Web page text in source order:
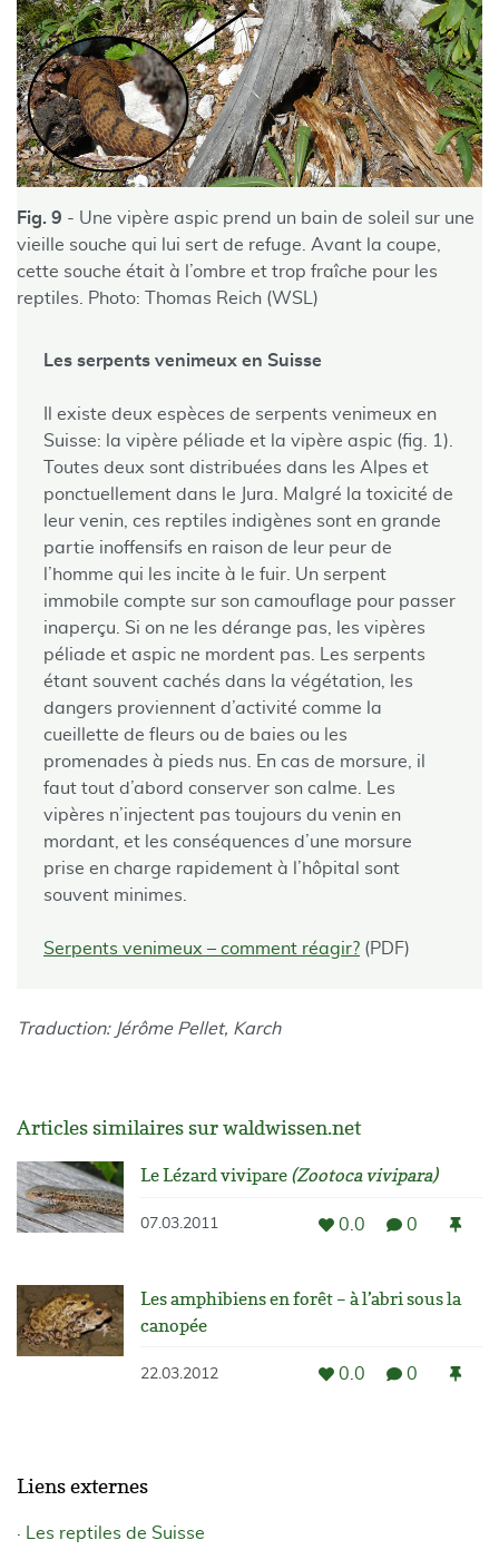
Fig. 9 - Une vipère aspic prend un bain de soleil sur une
vieille souche qui lui sert de refuge. Avant la coupe,
cette souche était à l’ombre et trop fraîche pour les
reptiles. Photo: Thomas Reich (WSL)
Les serpents venimeux en Suisse
Il existe deux espèces de serpents venimeux en
Suisse: la vipère péliade et la vipère aspic (fig. 1).
Toutes deux sont distribuées dans les Alpes et
ponctuellement dans le Jura. Malgré la toxicité de
leur venin, ces reptiles indigènes sont en grande
partie inoffensifs en raison de leur peur de
l’homme qui les incite à le fuir. Un serpent
immobile compte sur son camouflage pour passer
inaperçu. Si on ne les dérange pas, les vipères
péliade et aspic ne mordent pas. Les serpents
étant souvent cachés dans la végétation, les
dangers proviennent d’activité comme la
cueillette de fleurs ou de baies ou les
promenades à pieds nus. En cas de morsure, il
faut tout d’abord conserver son calme. Les
vipères n’injectent pas toujours du venin en
mordant, et les conséquences d’une morsure
prise en charge rapidement à l’hôpital sont
souvent minimes.
Serpents venimeux – comment réagir? (PDF)
Traduction: Jérôme Pellet, Karch
Articles similaires sur waldwissen.net
Le Lézard vivipare (Zootoca vivipara)
07.03.2011 0.0 0
Les amphibiens en forêt – à l’abri sous la
canopée
22.03.2012 0.0 0
Liens externes
Les reptiles de Suisse